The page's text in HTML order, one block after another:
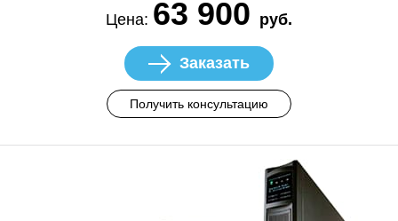
Цена: 63 900 руб.
Заказать
Получить консультацию